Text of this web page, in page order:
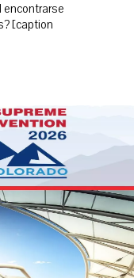
encontrarse
[caption